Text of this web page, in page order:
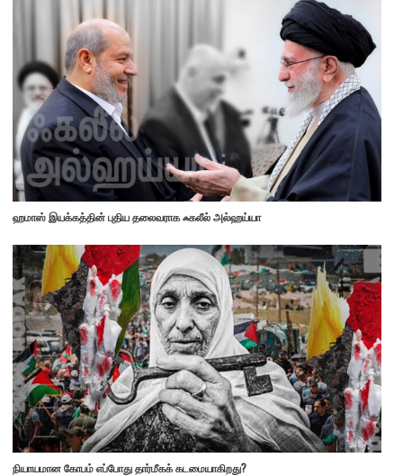
ஹமாஸ் இயக்கத்தின் புதிய தலைவராக ஃகலீல் அல்ஹய்யா
நியாயமான கோபம் எப்போது தார்மீகக் கடமையாகிறது?